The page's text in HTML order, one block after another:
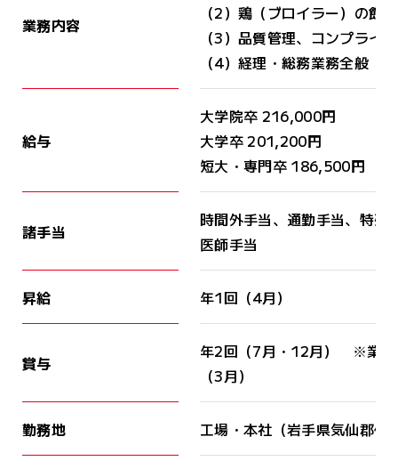
採用基本情報
業務内容
（2）鶏（ブロイラー）の飼
（3）品質管理、コンプライ
（4）経理・総務業務全般
給与
大学院卒 216,000円
大学卒 201,200円
短大・専門卒 186,500円
諸手当
時間外手当、通勤手当、特殊
医師手当
昇給 年1回（4月）
賞与
年2回（7月・12月） ※業績
（3月）
勤務地 工場・本社（岩手県気仙郡住